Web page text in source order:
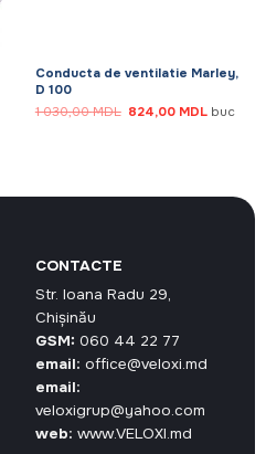
Conducta de ventilatie Marley,
D 100
1 030,00MDL Prețul
inițial
824,00 MDLPrețul
buc
CONTACTE
Str. Ioana Radu 29,
Chișinău
GSM: 060 44 22 77
email: office@veloxi.md
email:
veloxigrup@yahoo.com
web: www.VELOXI.md